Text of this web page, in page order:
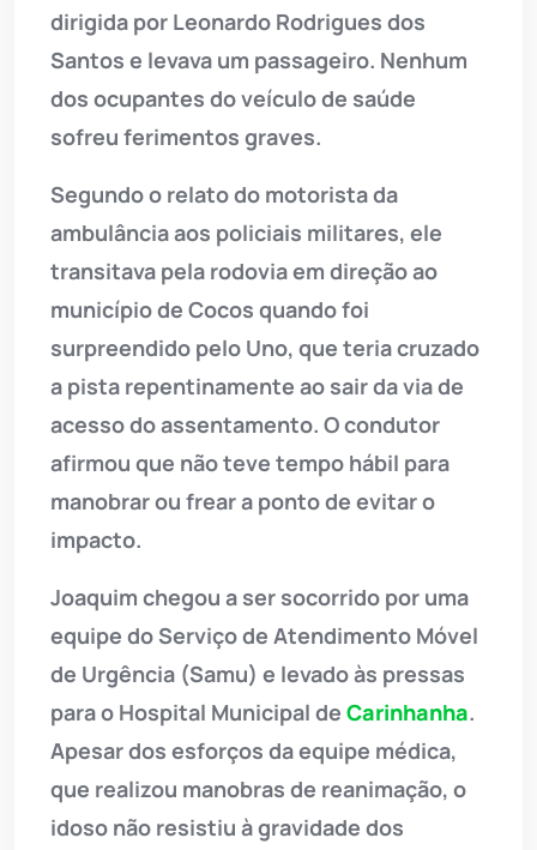
dirigida por Leonardo Rodrigues dos
Santos e levava um passageiro. Nenhum
dos ocupantes do veículo de saúde
sofreu ferimentos graves.
Segundo o relato do motorista da
ambulância aos policiais militares, ele
transitava pela rodovia em direção ao
município de Cocos quando foi
surpreendido pelo Uno, que teria cruzado
a pista repentinamente ao sair da via de
acesso do assentamento. O condutor
afirmou que não teve tempo hábil para
manobrar ou frear a ponto de evitar o
impacto.
Joaquim chegou a ser socorrido por uma
equipe do Serviço de Atendimento Móvel
de Urgência (Samu) e levado às pressas
para o Hospital Municipal de Carinhanha.
Apesar dos esforços da equipe médica,
que realizou manobras de reanimação, o
idoso não resistiu à gravidade dos